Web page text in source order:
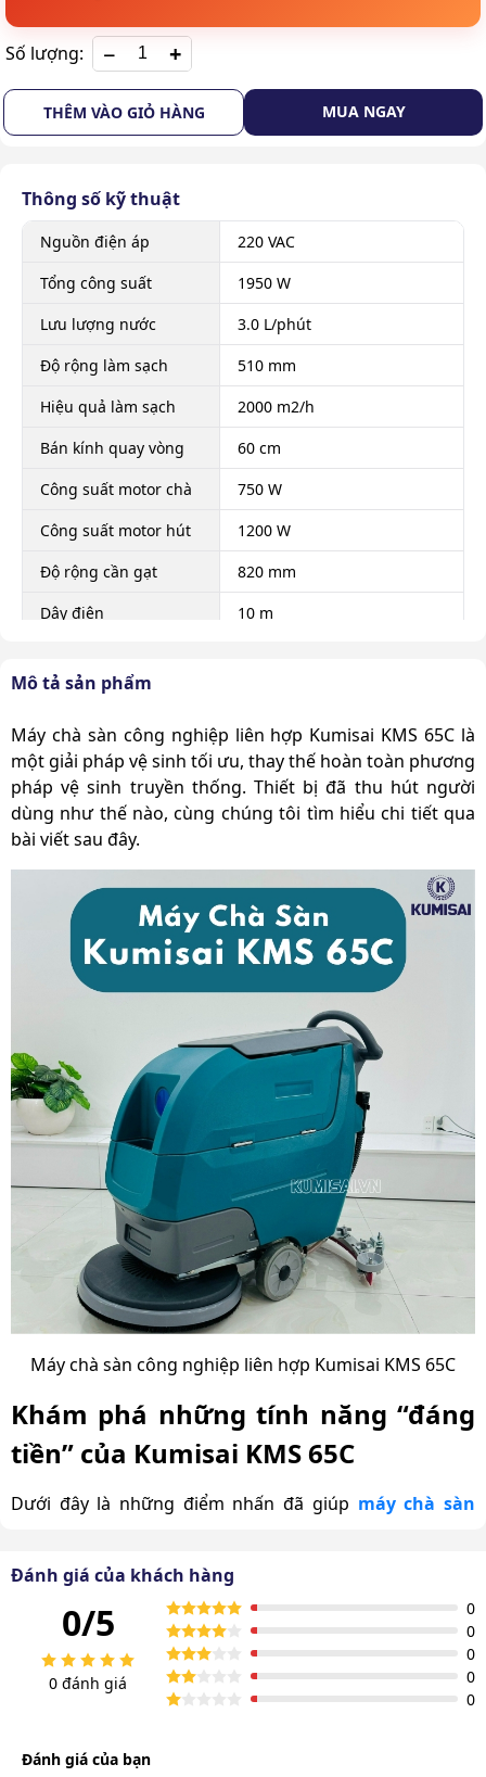
Số lượng: +
THÊM VÀO GIỎ HÀNG MUA NGAY
Mô tả sản phẩm
Máy chà sàn công nghiệp liên hợp Kumisai KMS 65C là
một giải pháp vệ sinh tối ưu, thay thế hoàn toàn phương
pháp vệ sinh truyền thống. Thiết bị đã thu hút người
dùng như thế nào, cùng chúng tôi tìm hiểu chi tiết qua
bài viết sau đây.
Máy chà sàn công nghiệp liên hợp Kumisai KMS 65C
Khám phá những tính năng “đáng
tiền” của Kumisai KMS 65C
Dưới đây là những điểm nhấn đã giúp máy chà sàn
Hiệu suất làm sạch mạnh mẽ, tiết kiệm thời
Máy chà sàn công nghiệp Kumisai KMS 65C được trang
bị bàn chà chuyên dụng với độ rộng làm sạch 510mm,
giúp đánh bay các vết bẩn khu vực diện tích lớn trong
Thông số kỹ thuật
Nguồn điện áp
220 VAC
Tổng công suất
1950 W
Lưu lượng nước
3.0 L/phút
Độ rộng làm sạch
510 mm
Hiệu quả làm sạch
2000 m2/h
Bán kính quay vòng
60 cm
Công suất motor chà
750 W
Công suất motor hút
1200 W
Độ rộng cần gạt
820 mm
Dây điện
10 m
nước sạch
nước bẩn
60 L
Áp lực bàn chải
28 Kg
Độ ồn
65 dB
Kích thước đóng gói
1320 × 620 × 1180 mm
Trọng lượng sản
phẩm
120 Kg
Đánh giá của khách hàng
0/5
0 đánh giá
0
0
0
0
0
Đánh giá của bạn